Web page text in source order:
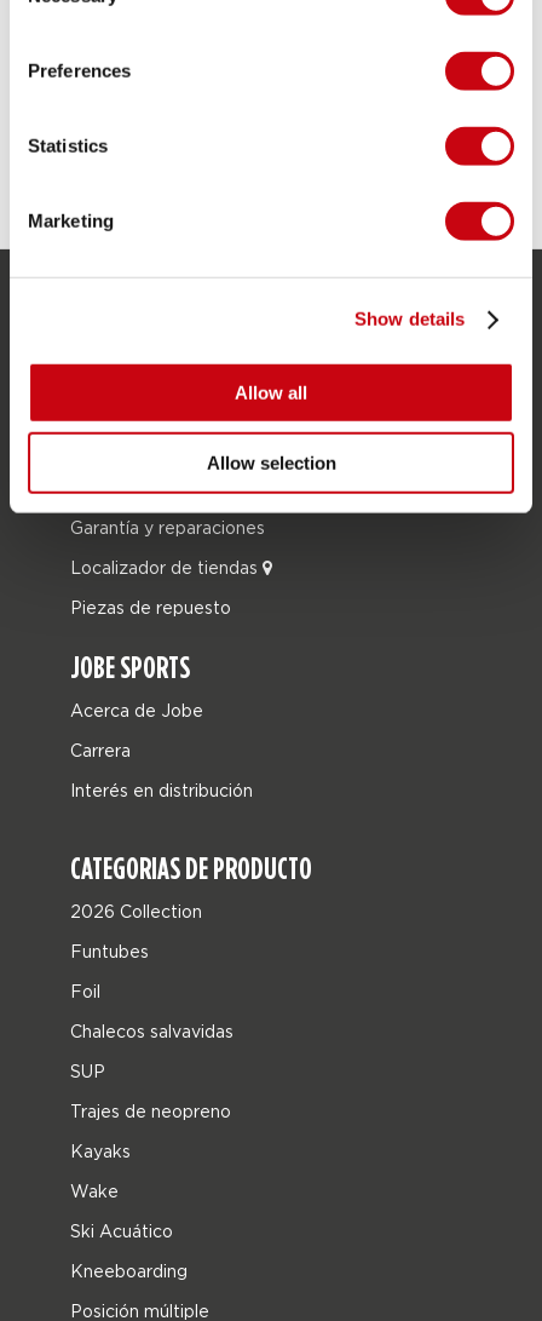
Preferences
Statistics
Marketing
Show details
Allow all
Allow selection
Servicio al cliente
Pedidos y pago
Garantía y reparaciones
Localizador de tiendas
Piezas de repuesto
JOBE SPORTS
Acerca de Jobe
Carrera
Interés en distribución
CATEGORIAS DE PRODUCTO
2026 Collection
Funtubes
Foil
Chalecos salvavidas
SUP
Trajes de neopreno
Kayaks
Wake
Ski Acuático
Kneeboarding
Posición múltiple